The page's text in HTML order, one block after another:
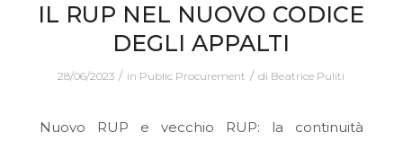
IL RUP NEL NUOVO CODICE
DEGLI APPALTI
28/06/2023 / in Public Procurement / di Beatrice Puliti
Nuovo RUP e vecchio RUP: la continuità